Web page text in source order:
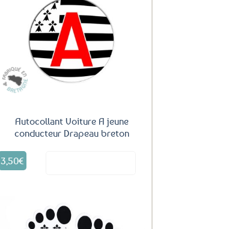
Autocollant Voiture A jeune
conducteur Drapeau breton
3,50€